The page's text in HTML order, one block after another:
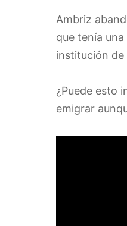
Ambriz
que tenía
institución de
¿Puede esto
emigrar